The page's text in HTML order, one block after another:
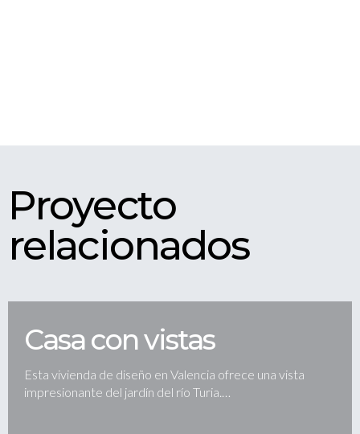
Proyecto
relacionados
Casa con vistas
Esta vivienda de diseño en Valencia ofrece una vista
impresionante del jardín del río Turia.…